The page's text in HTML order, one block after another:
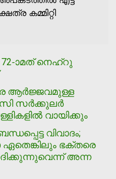
കമ്മിറ്റി
ാമത് നെഹ്‌റു
ആര്‍ജ്ജവമുള്ള
സര്‍ക്കുലര്‍
വായിക്കും
വിവാദം;
ഭക്‌തരെ
അന്ന